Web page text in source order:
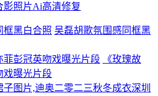
影照片Ai高清修复
吴磊胡歌氛围感同框黑
《玫瑰故
戏曝光片段